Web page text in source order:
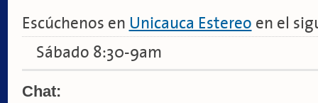
Escúchenos en Unicauca Estereo en el
Sábado 8:30-9am
Chat: